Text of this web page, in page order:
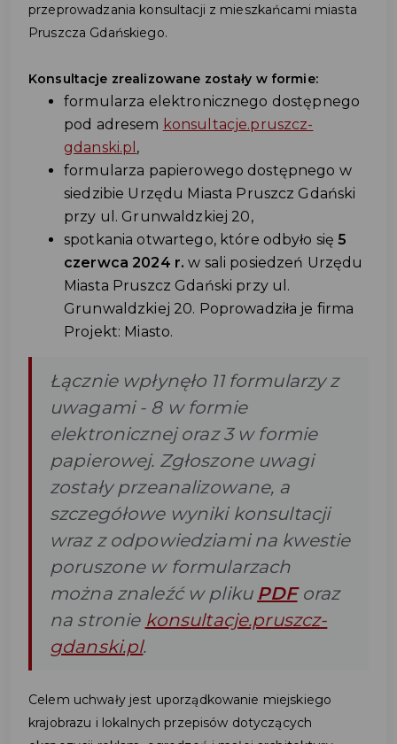
przeprowadzania konsultacji z mieszkańcami miasta
Pruszcza Gdańskiego.
Konsultacje zrealizowane zostały w formie:
formularza elektronicznego dostępnego
pod adresem konsultacje.pruszcz-
gdanski.pl ,
formularza papierowego dostępnego w
siedzibie Urzędu Miasta Pruszcz Gdański
przy ul. Grunwaldzkiej 20,
spotkania otwartego, które odbyło się5
czerwca 2024 r. w sali posiedzeń Urzędu
Miasta Pruszcz Gdański przy ul.
Grunwaldzkiej 20. Poprowadziła je firma
Projekt: Miasto.
Łącznie wpłynęło 11 formularzy z
uwagami - 8 w formie
elektronicznej oraz 3 w formie
papierowej. Zgłoszone uwagi
zostały przeanalizowane, a
szczegółowe wyniki konsultacji
wraz z odpowiedziami na kwestie
poruszone w formularzach
można znaleźć w pliku PDForaz
na stronie konsultacje.pruszcz-
gdanski.pl.
Celem uchwały jest uporządkowanie miejskiego
krajobrazu i lokalnych przepisów dotyczących